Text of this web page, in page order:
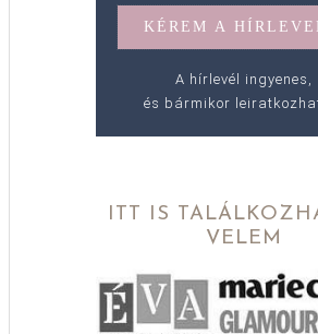
A hírlevél ingyenes,
és bármikor
ITT IS
VELEM